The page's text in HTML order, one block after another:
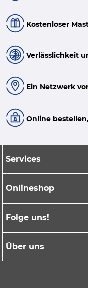
Kostenloser
Verlässlichkeit
Ein Netzwerk
Online
Services
Onlineshop
Folge uns!
Über uns